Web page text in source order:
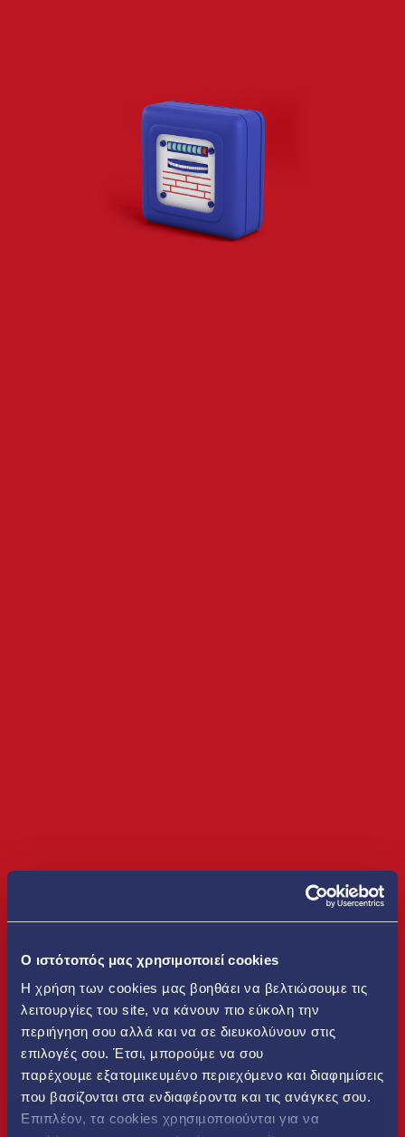
O ιστότοπός μας χρησιμοποιεί cookies
Η χρήση των cookies µας βοηθάει να βελτιώσουµε τις
λειτουργίες του site, να κάνουν πιο εύκολη την
περιήγηση σου αλλά και να σε διευκολύνουν στις
επιλογές σου. Έτσι, µπορούµε να σου
παρέχουµε εξατοµικευµένο περιεχόµενο και διαφηµίσεις
που βασίζονται στα ενδιαφέροντα και τις ανάγκες σου.
Επιπλέον, τα cookies χρησιµοποιούνται για να